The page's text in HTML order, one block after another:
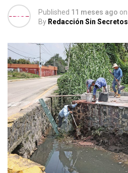
Published 11 meses ago on
By Redacción Sin Secretos